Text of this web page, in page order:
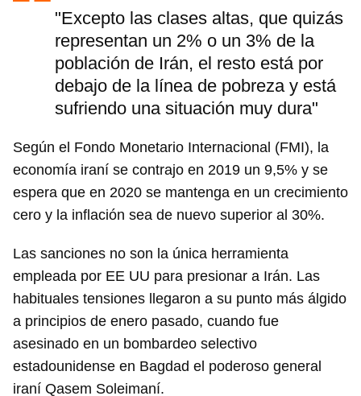
"Excepto las clases altas, que quizás
representan un 2% o un 3% de la
población de Irán, el resto está por
debajo de la línea de pobreza y está
sufriendo una situación muy dura"
Según el Fondo Monetario Internacional (FMI), la
economía iraní se contrajo en 2019 un 9,5% y se
espera que en 2020 se mantenga en un crecimiento
cero y la inflación sea de nuevo superior al 30%.
Las sanciones no son la única herramienta
empleada por EE UU para presionar a Irán. Las
habituales tensiones llegaron a su punto más álgido
a principios de enero pasado, cuando fue
asesinado en un bombardeo selectivo
estadounidense en Bagdad el poderoso general
iraní Qasem Soleimaní.